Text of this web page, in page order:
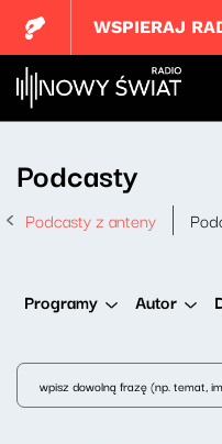
WSPIERAJ
Podcasty
Podcasty z anteny
Programy Autor